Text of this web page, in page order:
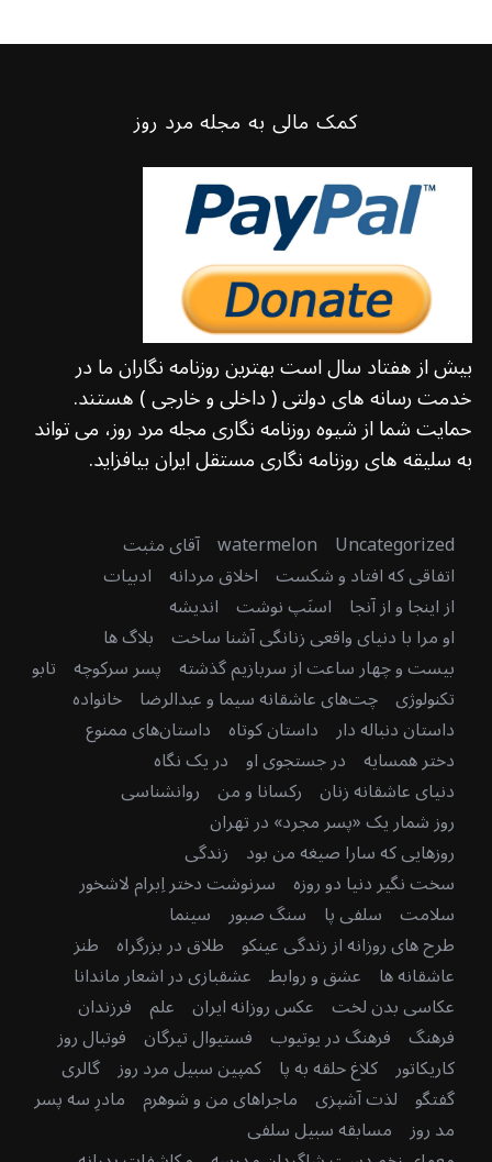
کمک مالی به مجله مرد روز
بیش از هفتاد سال است بهترین روزنامه نگاران ما در
خدمت رسانه های دولتی ( داخلی و خارجی ) هستند.
حمایت شما از شیوه روزنامه نگاری مجله مرد روز، می تواند
به سلیقه های روزنامه نگاری مستقل ایران بیافزاید.
Uncategorized
watermelon آقای مثبت
اتفاقی که افتاد و شکست اخلاق مردانه ادبیات
از اینجا و از آنجا اسنَپ نوشت اندیشه
او مرا با دنیای واقعی زنانگی آشنا ساخت بلاگ ها
بیست و چهار ساعت از سربازیم گذشته پسر سرکوچه تابو
تکنولوژی چت‌های عاشقانه سیما و عبدالرضا خانواده
داستان دنباله دار داستان کوتاه داستان‌های ممنوع
دختر همسایه در جستجوی او در یک نگاه
دنیای عاشقانه زنان رکسانا و من روانشناسی
روز شمار یک «پسر مجرد» در تهران
روزهایی که سارا صیغه من بود زندگی
سخت نگیر دنیا دو روزه سرنوشت دختر اِبرام لاشخور
سلامت سلفی پا سنگ صبور سینما
طرح های روزانه از زندگی عینکو طلاق در بزرگراه طنز
عاشقانه ها عشق و روابط عشقبازی در اشعار ماندانا
عکاسی بدن لخت عکس روزانه ایران علم فرزندان
فرهنگ فرهنگ در یوتیوب فستیوال تیرگان فوتبال روز
کاریکاتور کلاغ حلقه به پا کمپین سبیل مرد روز گالری
گفتگو لذت آشپزی ماجراهای من و شوهرم مادرِ سه پسر
مد روز مسابقه سبیل سلفی